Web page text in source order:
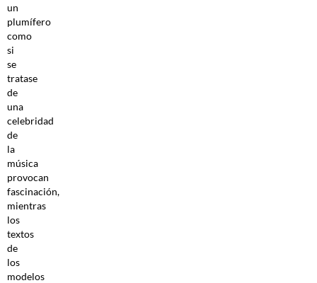
un
plumífero
como
si
se
tratase
de
una
celebridad
de
la
música
provocan
fascinación,
mientras
los
textos
de
los
modelos